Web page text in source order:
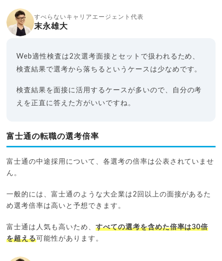
すべらないキャリアエージェント代表
末永雄大
Web適性検査は2次選考面接とセットで扱われるため、
検査結果で選考から落ちるというケースは少なめです。
検査結果を面接に活用するケースが多いので、自分の考
えを正直に答えた方がいいですね。
富士通の転職の選考倍率
富士通の中途採用について、各選考の倍率は公表されていませ
ん。
一般的には、富士通のような大企業は2回以上の面接があるた
め選考倍率は高いと予想できます。
富士通は人気も高いため、 すべての選考を含めた倍率は30倍
を超える可能性があります。